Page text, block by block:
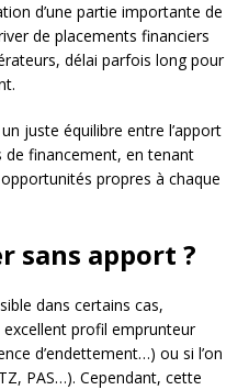
d’une partie importante de
de placements financiers
délai parfois long pour
juste équilibre entre l’apport
de financement, en tenant
propres à chaque
sans apport ?
dans certains cas,
excellent profil emprunteur
d’endettement…) ou si l’on
PAS…). Cependant, cette